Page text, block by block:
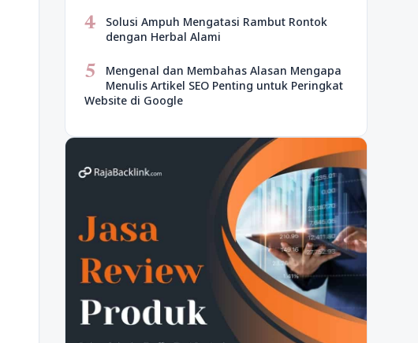
4
Solusi Ampuh Mengatasi Rambut Rontok
dengan Herbal Alami
5
Mengenal dan Membahas Alasan Mengapa
Menulis Artikel SEO Penting untuk Peringkat
Website di Google